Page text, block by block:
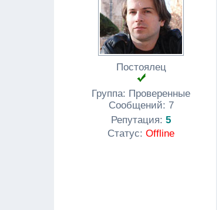
Постоялец
Группа: Проверенные
Сообщений: 7
Репутация: 5
Статус: Offline